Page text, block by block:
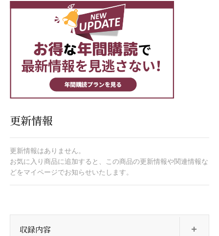
更新情報
更新情報はありません。
お気に入り商品に追加すると、この商品の更新情報や関連情報な
どをマイページでお知らせいたします。
収録内容